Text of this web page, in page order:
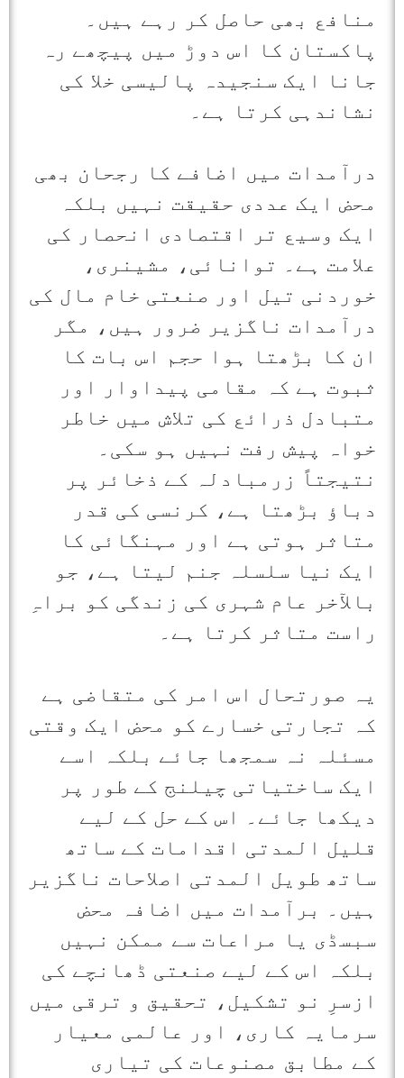
منافع بھی حاصل کر رہے ہیں۔
پاکستان کا اس دوڑ میں پیچھے رہ
جانا ایک سنجیدہ پالیسی خلا کی
نشاندہی کرتا ہے۔
درآمدات میں اضافے کا رجحان بھی
محض ایک عددی حقیقت نہیں بلکہ
ایک وسیع تر اقتصادی انحصار کی
علامت ہے۔ توانائی، مشینری،
خوردنی تیل اور صنعتی خام مال کی
درآمدات ناگزیر ضرور ہیں، مگر
ان کا بڑھتا ہوا حجم اس بات کا
ثبوت ہے کہ مقامی پیداوار اور
متبادل ذرائع کی تلاش میں خاطر
خواہ پیش رفت نہیں ہو سکی۔
نتیجتاً زرمبادلہ کے ذخائر پر
دباؤ بڑھتا ہے، کرنسی کی قدر
متاثر ہوتی ہے اور مہنگائی کا
ایک نیا سلسلہ جنم لیتا ہے، جو
بالآخر عام شہری کی زندگی کو براہِ
راست متاثر کرتا ہے۔
یہ صورتحال اس امر کی متقاضی ہے
کہ تجارتی خسارے کو محض ایک وقتی
مسئلہ نہ سمجھا جائے بلکہ اسے
ایک ساختیاتی چیلنج کے طور پر
دیکھا جائے۔ اس کے حل کے لیے
قلیل المدتی اقدامات کے ساتھ
ساتھ طویل المدتی اصلاحات ناگزیر
ہیں۔ برآمدات میں اضافہ محض
سبسڈی یا مراعات سے ممکن نہیں
بلکہ اس کے لیے صنعتی ڈھانچے کی
ازسرِ نو تشکیل، تحقیق و ترقی میں
سرمایہ کاری، اور عالمی معیار
کے مطابق مصنوعات کی تیاری